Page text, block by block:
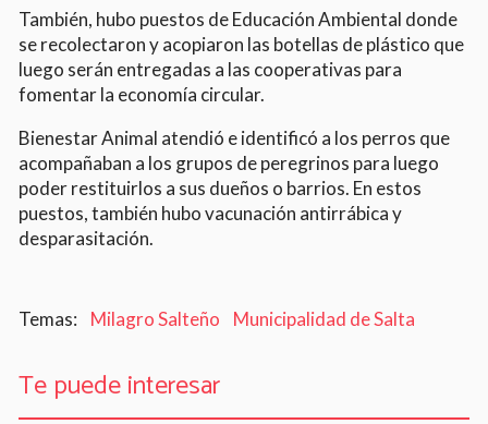
También, hubo puestos de Educación Ambiental donde
se recolectaron y acopiaron las botellas de plástico que
luego serán entregadas a las cooperativas para
fomentar la economía circular.
Bienestar Animal atendió e identificó a los perros que
acompañaban a los grupos de peregrinos para luego
poder restituirlos a sus dueños o barrios. En estos
puestos, también hubo vacunación antirrábica y
desparasitación.
Milagro Salteño Municipalidad de Salta
Te puede interesar